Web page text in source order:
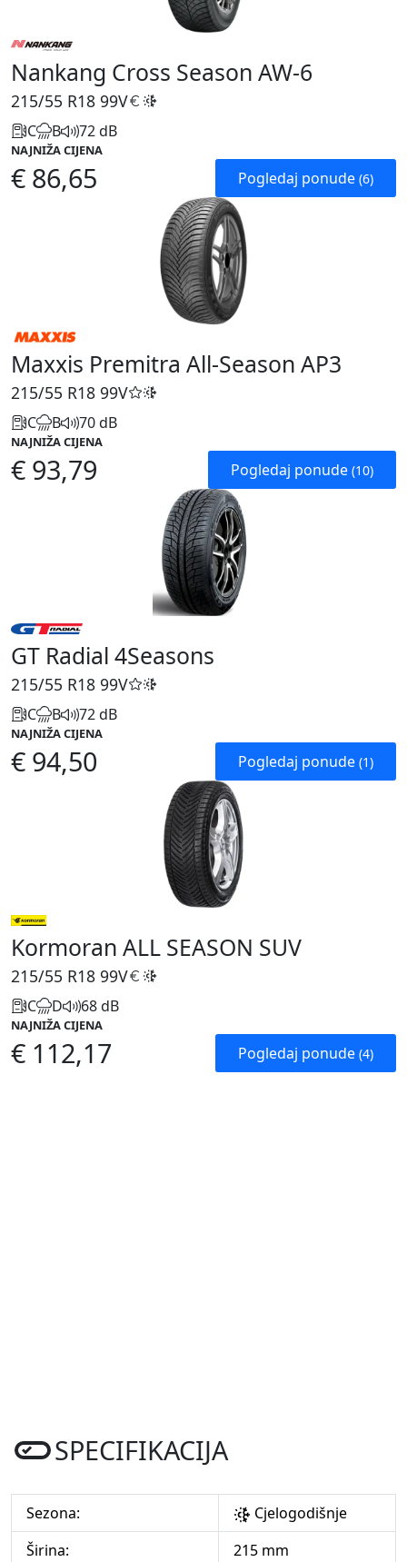
Nankang Cross Season AW-6
215/55 R18 99V
C B 72 dB
NAJNIŽA CIJENA
€ 86,65 Pogledaj ponude (6)
Maxxis Premitra All-Season AP3
215/55 R18 99V
C B 70 dB
NAJNIŽA CIJENA
€ 93,79 Pogledaj ponude (10)
GT Radial 4Seasons
215/55 R18 99V
C B 72 dB
NAJNIŽA CIJENA
€ 94,50 Pogledaj ponude (1)
Kormoran ALL SEASON SUV
215/55 R18 99V
C D 68 dB
NAJNIŽA CIJENA
€ 112,17 Pogledaj ponude (4)
SPECIFIKACIJA
Sezona:
Cjelogodišnje
Širina:
215 mm